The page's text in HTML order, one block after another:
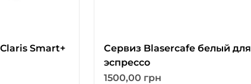
Smart+
Сервиз Blaserсafe белый для
эспрессо
1500,00 грн